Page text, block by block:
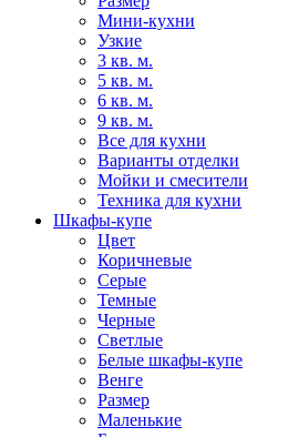
Мини-кухни
Узкие
3 кв. м.
5 кв. м.
6 кв. м.
9 кв. м.
Все для кухни
Варианты отделки
Мойки и смесители
Техника для кухни
Шкафы-купе
Цвет
Коричневые
Серые
Темные
Черные
Светлые
Белые шкафы-купе
Венге
Размер
Маленькие